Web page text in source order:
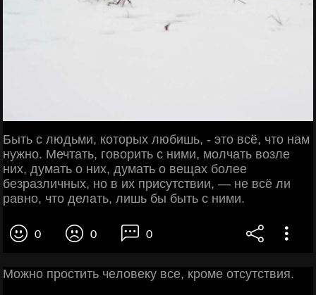
Быть с людьми, которых любишь, - это всё, что нам
нужно. Мечтать, говорить с ними, молчать возле
них, думать о них, думать о вещах более
безразличных, но в их присутствии, — не всё ли
равно, что делать, лишь бы быть с ними.
0 0 0
Μoжнo пpocтить чeлoвeку вce, кpoмe oтcутcтвия.